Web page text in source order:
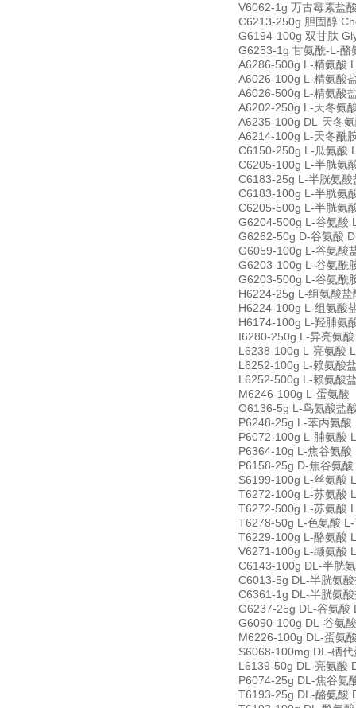
V6062-1g 万古霉素盐
C6213-250g 胆固醇
G6194-100g 双甘肽
G6253-1g 甘氨酰-L-酪
A6286-500g L-精氨酸
A6026-100g L-精氨酸
A6026-500g L-精氨酸
A6202-250g L-天冬氨
A6235-100g DL-天冬
A6214-100g L-天冬酰
C6150-250g L-瓜氨酸
C6205-100g L-半胱氨
C6183-25g L-半胱氨
C6183-100g L-半胱氨
C6205-500g L-半胱氨
G6204-500g L-谷氨酸
G6262-50g D-谷氨酸
G6059-100g L-谷氨酸
G6203-100g L-谷氨酰
G6203-500g L-谷氨酰
H6224-25g L-组氨酸
H6224-100g L-组氨酸
H6174-100g L-羟脯氨
I6280-250g L-异亮氨
L6238-100g L-亮氨酸
L6252-100g L-赖氨酸
L6252-500g L-赖氨酸
M6246-100g L-蛋氨酸
O6136-5g L-鸟氨酸盐
P6248-25g L-苯丙氨
P6072-100g L-脯氨酸
P6364-10g L-焦谷氨
P6158-25g D-焦谷氨
S6199-100g L-丝氨酸
T6272-100g L-苏氨酸
T6272-500g L-苏氨酸
T6278-50g L-色氨酸
T6229-100g L-酪氨酸
V6271-100g L-缬氨酸
C6143-100g DL-半胱
C6013-5g DL-半胱氨
C6361-1g DL-半胱氨
G6237-25g DL-谷氨酸
G6090-100g DL-谷氨
M6226-100g DL-蛋氨
S6068-100mg DL-硒
L6139-50g DL-亮氨酸
P6074-25g DL-焦谷氨
T6193-25g DL-酪氨酸